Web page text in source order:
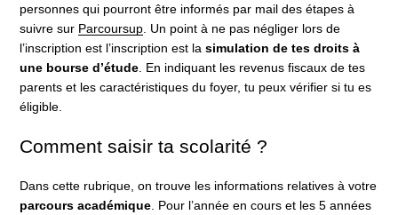
personnes qui pourront être informés par mail des étapes à
suivre sur Parcoursup . Un point à ne pas négliger lors de
l’inscription est l’inscription est lasimulation de tes droits à
une bourse d’étude . En indiquant les revenus fiscaux de tes
parents et les caractéristiques du foyer, tu peux vérifier si tu es
éligible.
Comment saisir ta scolarité ?
Dans cette rubrique, on trouve les informations relatives à votre
parcours académique . Pour l’année en cours et les 5 années